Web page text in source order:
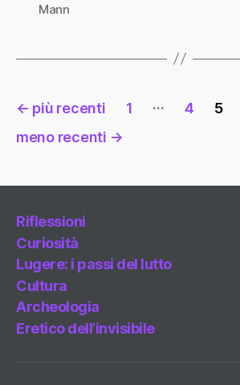
Mann
Paginazione
degli
← più recenti 1 … 4 5
meno recenti →
Riflessioni
Curiosità
Lugere: i passi del lutto
Cultura
Archeologia
Eretico dell’invisibile